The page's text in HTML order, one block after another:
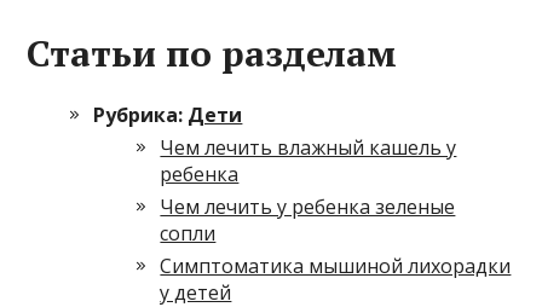
Статьи по разделам
Рубрика: Дети
Чем лечить влажный кашель у
ребенка
Чем лечить у ребенка зеленые
сопли
Симптоматика мышиной лихорадки
у детей